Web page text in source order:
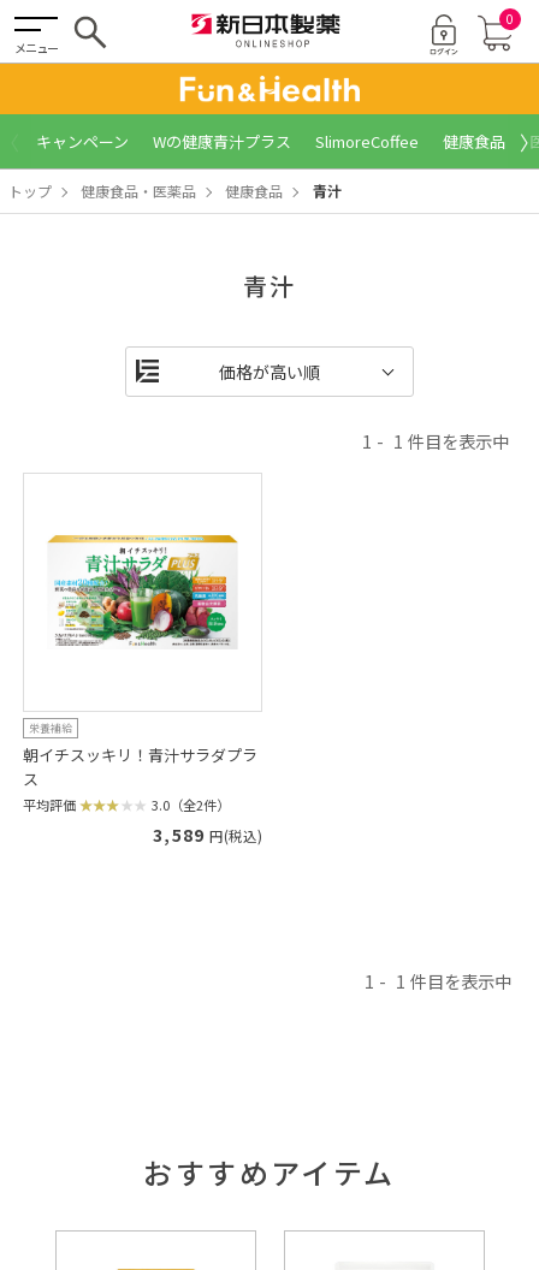
メニュー
0
キャンペーン Wの健康青汁プラス SlimoreCoffee 健康食品 〉
トップ 健康食品・医薬品 健康食品 青汁
青汁
1 1
栄養補給
朝イチスッキリ！青汁サラダプラ
ス
平均評価 3.0（全2件）
3,589 円(税込)
1 1
おすすめアイテム